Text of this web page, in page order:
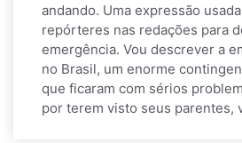
andando. Uma expressão
repórteres nas redações para
emergência. Vou descrever a
no Brasil, um enorme
que ficaram com sérios
por terem visto seus parentes,